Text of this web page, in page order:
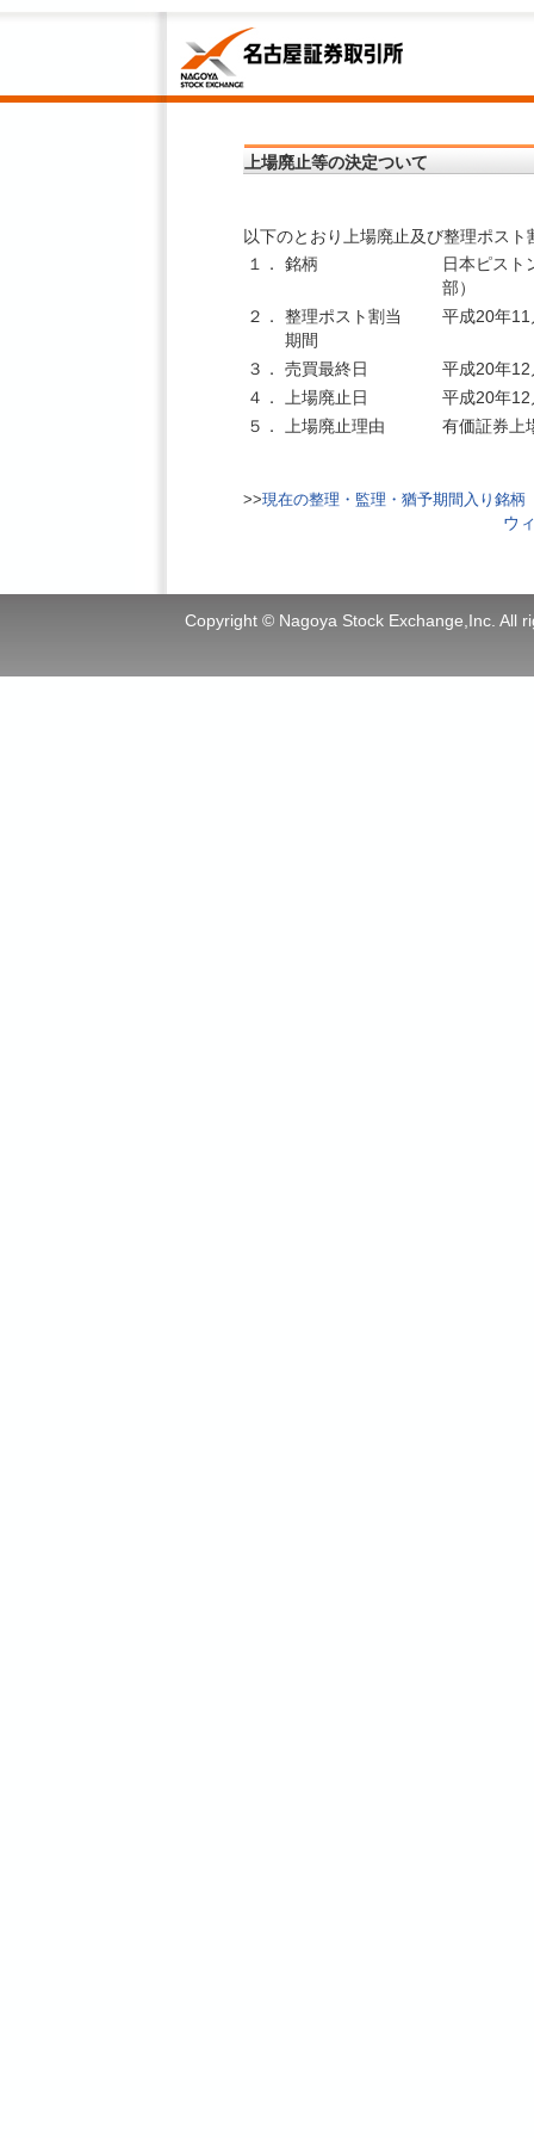
上場廃止等の決定ついて
以下のとおり上場廃止及び整理ポス
１．
銘柄
日本ピス
部）
２．
整理ポスト割当
期間
平成20年
３． 売買最終日
平成20年
４．
上場廃止日
平成20年
５．
上場廃止理由 有価証券上
>>現在の整理・監理・猶予期間入り銘柄
ウ
Copyright © Nagoya Stock Exchange,Inc. All